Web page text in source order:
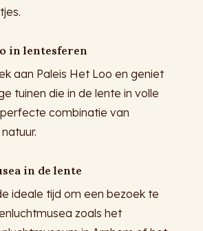
in lentesferen
aan Paleis Het Loo en geniet
tuinen die in de lente in volle
combinatie van
in de lente
ideale tijd om een bezoek te
zoals het